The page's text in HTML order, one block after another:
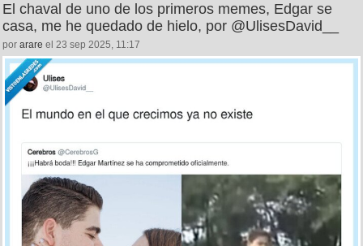
El chaval de uno de los primeros memes, Edgar se
casa, me he quedado de hielo, por @UlisesDavid__
por arare el 23 sep 2025, 11:17